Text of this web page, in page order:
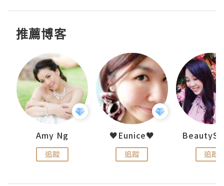
推薦博客
Amy Ng
追蹤
♥Eunice♥
追蹤 追蹤